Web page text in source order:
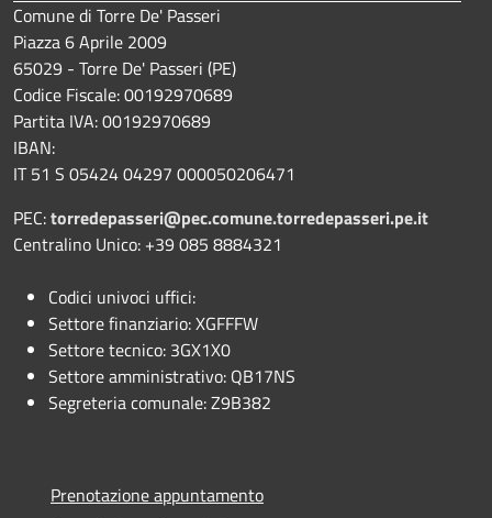
Comune di Torre De' Passeri
Piazza 6 Aprile 2009
65029 - Torre De' Passeri (PE)
Codice Fiscale: 00192970689
Partita IVA: 00192970689
IBAN:
IT 51 S 05424 04297 000050206471
PEC:torredepasseri@pec.comune.torredepasseri.pe.it
Centralino Unico: +39 085 8884321
Codici univoci uffici:
Settore finanziario: XGFFFW
Settore tecnico: 3GX1X0
Settore amministrativo: QB17NS
Segreteria comunale: Z9B382
Prenotazione appuntamento